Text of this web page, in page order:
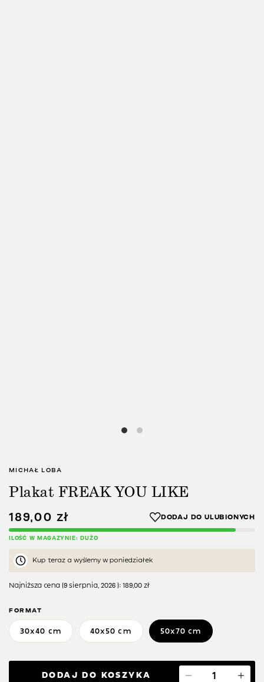
MICHAŁ LOBA
Plakat FREAK YOU LIKE
189,00 zł
ILOŚĆ W MAGAZYNIE: DUŻO
Kup teraz a wyślemy w poniedziałek
Najniższa cena (9 sierpnia, 2026 ): 189,00 zł
FORMAT
30x40 cm 40x50 cm 50x70 cm
DODAJ DO KOSZYKA